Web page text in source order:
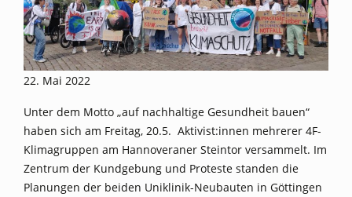
22. Mai 2022
Unter dem Motto „auf nachhaltige Gesundheit bauen“
haben sich am Freitag, 20.5. Aktivist:innen mehrerer 4F-
Klimagruppen am Hannoveraner Steintor versammelt. Im
Zentrum der Kundgebung und Proteste standen die
Planungen der beiden Uniklinik-Neubauten in Göttingen